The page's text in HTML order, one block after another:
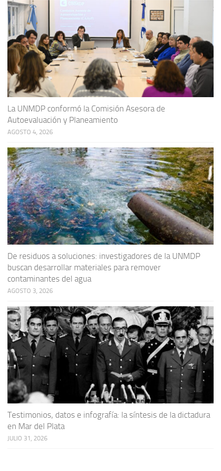
La UNMDP conformó la Comisión Asesora de
Autoevaluación y Planeamiento
AGOSTO 4, 2026
De residuos a soluciones: investigadores de la UNMDP
buscan desarrollar materiales para remover
contaminantes del agua
AGOSTO 3, 2026
Testimonios, datos e infografía: la síntesis de la dictadura
en Mar del Plata
JULIO 31, 2026